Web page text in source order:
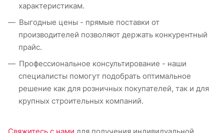
характеристикам.
Выгодные цены - прямые поставки от
производителей позволяют держать конкурентный
прайс.
Профессиональное консультирование - наши
специалисты помогут подобрать оптимальное
решение как для розничных покупателей, так и для
крупных строительных компаний.
Свяжитесь с нами для получения индивидуальной